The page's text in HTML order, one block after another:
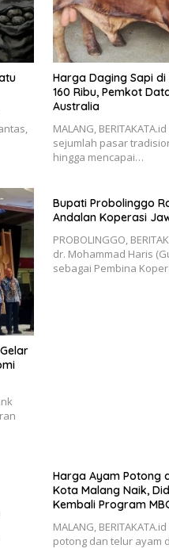
Harga Daging Sapi
160 Ribu, Pemkot
Australia
MALANG,
sejumlah pasar
hingga mencapai…
Bupati Probolinggo
Andalan Koperasi
PROBOLINGGO,
dr. Mohammad Haris
sebagai Pembina
Harga Ayam Potong
Kota Malang Naik,
Kembali Program
MALANG,
potong dan telur ayam